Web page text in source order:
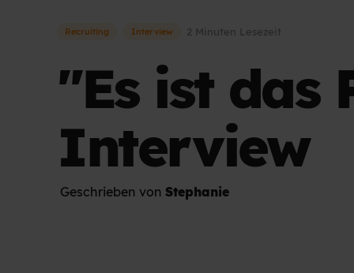
Recruiting Interview 2 Minuten Lesezeit
"Es ist das
Interview
Geschrieben von Stephanie